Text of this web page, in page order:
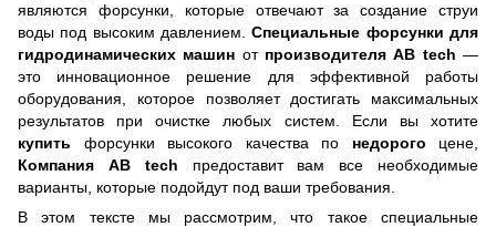
являются форсунки, которые отвечают за создание струи
воды под высоким давлением.Специальные форсунки для
гидродинамических машин от производителя AB tech —
это инновационное решение для эффективной работы
оборудования, которое позволяет достигать максимальных
результатов при очистке любых систем. Если вы хотите
купить форсунки высокого качества по недорого цене,
Компания AB tech предоставит вам все необходимые
варианты, которые подойдут под ваши требования.
В этом тексте мы рассмотрим, что такое специальные